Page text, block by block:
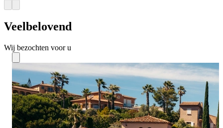
Veelbelovend
Wij bezochten voor u